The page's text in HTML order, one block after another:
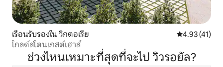
เรือนรับรองใน วิกตอเรีย คะแนนเฉลี่ย
4.93 (41)
โกลด์สโตนเกสต์เฮาส์
ช่วงไหนเหมาะที่สุดที่จะไป วิวรอยัล?